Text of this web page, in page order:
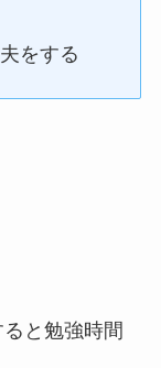
をする
と勉強時間